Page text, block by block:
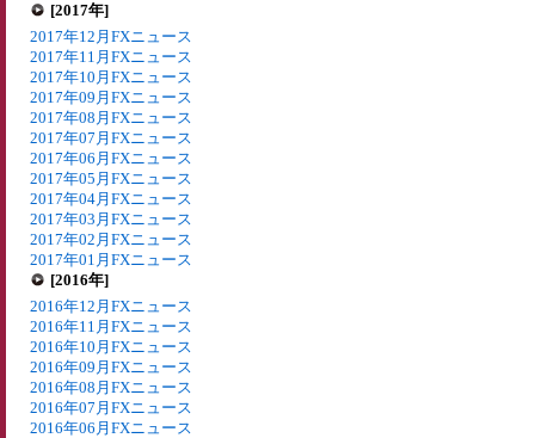
[2017年]
2017年12月FXニュース
2017年11月FXニュース
2017年10月FXニュース
2017年09月FXニュース
2017年08月FXニュース
2017年07月FXニュース
2017年06月FXニュース
2017年05月FXニュース
2017年04月FXニュース
2017年03月FXニュース
2017年02月FXニュース
2017年01月FXニュース
[2016年]
2016年12月FXニュース
2016年11月FXニュース
2016年10月FXニュース
2016年09月FXニュース
2016年08月FXニュース
2016年07月FXニュース
2016年06月FXニュース